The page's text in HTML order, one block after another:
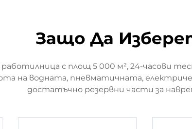
Защо Да
с площ 5 000 м², 24-часови
на водната, пневматичната,
достатъчно резервни части за